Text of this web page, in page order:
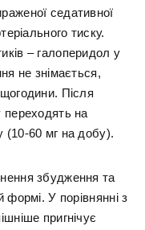
седативної
тиску.
– галоперидол у
не знімається,
Після
переходять на
(10-60 мг на добу).
збудження та
У порівнянні з
пригнічує